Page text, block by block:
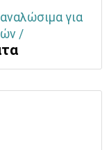
για
/